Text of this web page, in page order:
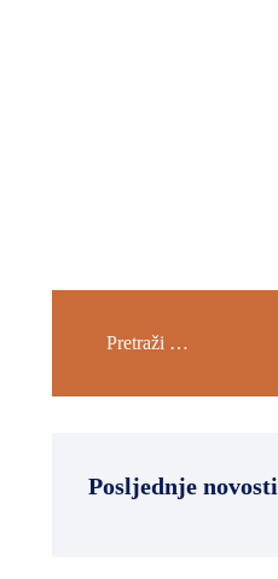
Posljednje novosti